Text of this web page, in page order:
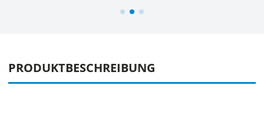
PRODUKTBESCHREIBUNG